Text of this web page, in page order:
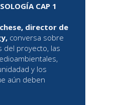
CAP 1
director de
conversa sobre
del proyecto, las
y los
aún deben